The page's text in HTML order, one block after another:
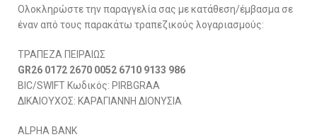
Ολοκληρώστε την παραγγελία σας με κατάθεση/έμβασμα σε
έναν από τους παρακάτω τραπεζικούς λογαριασμούς:
ΤΡΑΠΕΖΑ ΠΕΙΡΑΙΩΣ
GR26 0172 2670 0052 6710 9133 986
BIC/SWIFT Κωδικός: PIRBGRAA
ΔΙΚΑΙΟΥΧΟΣ: ΚΑΡΑΓΙΑΝΝΗ ΔΙΟΝΥΣΙΑ
ALPHA BANK